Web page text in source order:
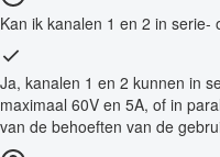
Kan ik kanalen 1 en 2 in serie-
Ja, kanalen 1 en 2 kunnen in
maximaal 60V en 5A, of in
van de behoeften van de